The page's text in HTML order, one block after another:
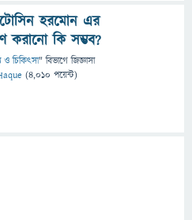
হরমোন এর
করানো কি সম্ভব?
ও চিকিৎসা" বিভাগে জিজ্ঞাসা
(4,010 পয়েন্ট)